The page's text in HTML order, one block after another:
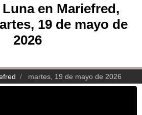
Luna en Mariefred,
19 de mayo de
2026
martes, 19 de mayo de 2026